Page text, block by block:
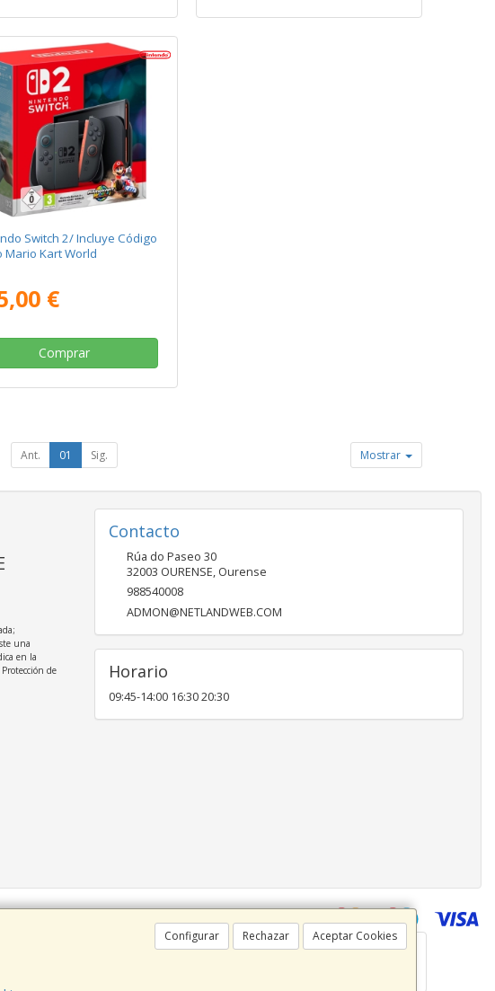
Switch 2/ Incluye Código
Mario Kart World
€
Comprar
Ant. 01 Sig. Mostrar
Configurar Rechazar Aceptar Cookies
una
en la
de
Contacto
Rúa do Paseo 30
32003 OURENSE, Ourense
988540008
ADMON@NETLANDWEB.COM
Horario
09:45-14:00 16:30 20:30
Ourense, España. - C.I.F.: B32300642 - Tfno: 988 540 008